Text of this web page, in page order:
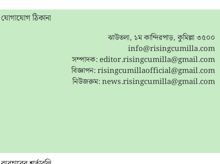
যোগাযোগ ঠিকানা
ঝাউতলা, ১ম কান্দিরপাড়, কুমিল্লা ৩৫০০
info@risingcumilla.com
সম্পাদক:editor.risingcumilla@gmail.com
বিজ্ঞাপন:risingcumillaofficial@gmail.com
নিউজরুম:news.risingcumilla@gmail.com